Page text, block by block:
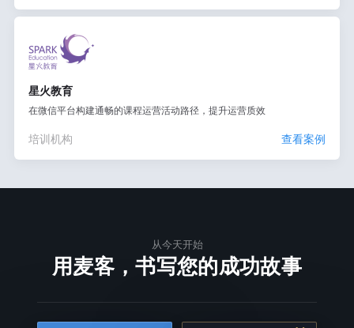
星火教育
在微信平台构建通畅的课程运营活动路径，提升运营质效
培训机构 查看案例
从今天开始
用麦客，书写您的成功故事